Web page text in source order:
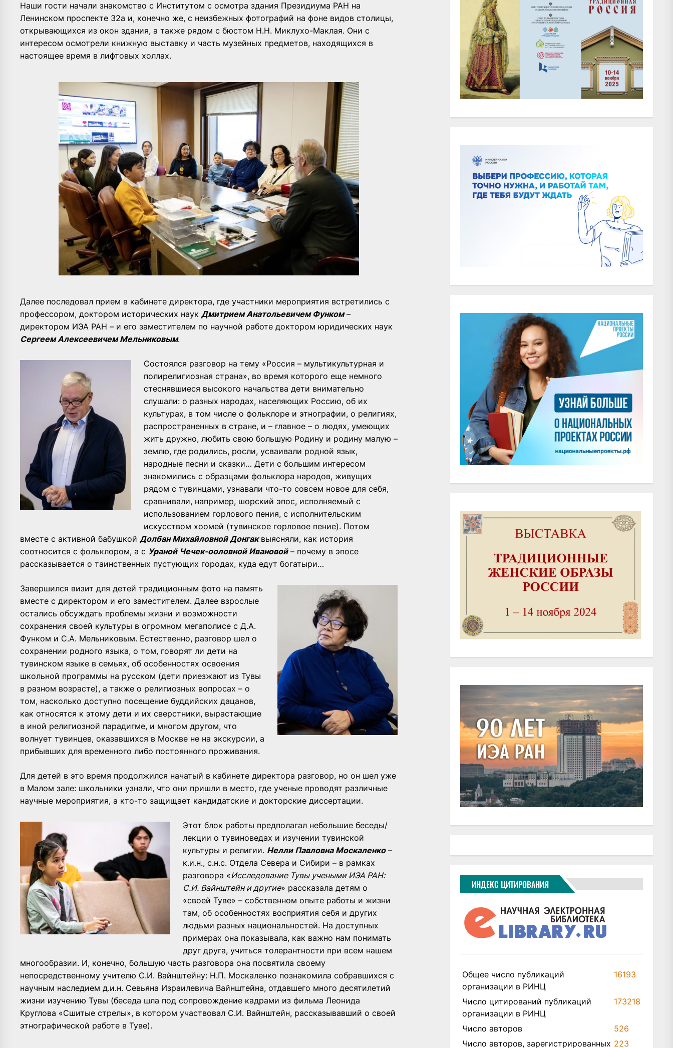
Наши гости начали знакомство с Институтом с осмотра здания Президиума РАН на
Ленинском проспекте 32а и, конечно же, с неизбежных фотографий на фоне видов столицы,
открывающихся из окон здания, а также рядом с бюстом Н.Н. Миклухо-Маклая. Они с
интересом осмотрели книжную выставку и часть музейных предметов, находящихся в
настоящее время в лифтовых холлах.
Далее последовал прием в кабинете директора, где участники мероприятия встретились с
профессором, доктором исторических наук Дмитрием Анатольевичем Функом–
директором ИЭА РАН – и его заместителем по научной работе доктором юридических наук
Сергеем Алексеевичем Мельниковым.
Состоялся разговор на тему «Россия – мультикультурная и
полирелигиозная страна», во время которого еще немного
стеснявшиеся высокого начальства дети внимательно
слушали: о разных народах, населяющих Россию, об их
культурах, в том числе о фольклоре и этнографии, о религиях,
распространенных в стране, и – главное – о людях, умеющих
жить дружно, любить свою большую Родину и родину малую –
землю, где родились, росли, усваивали родной язык,
народные песни и сказки… Дети с большим интересом
знакомились с образцами фольклора народов, живущих
рядом с тувинцами, узнавали что-то совсем новое для себя,
сравнивали, например, шорский эпос, исполняемый с
использованием горлового пения, с исполнительским
искусством хоомей (тувинское горловое пение). Потом
вместе с активной бабушкой Долбан Михайловной Донгаквыясняли, как история
соотносится с фольклором, а с Ураной Чечек-ооловной Ивановой– почему в эпосе
рассказывается о таинственных пустующих городах, куда едут богатыри…
Завершился визит для детей традиционным фото на память
вместе с директором и его заместителем. Далее взрослые
остались обсуждать проблемы жизни и возможности
сохранения своей культуры в огромном мегаполисе с Д.А.
Функом и С.А. Мельниковым. Естественно, разговор шел о
сохранении родного языка, о том, говорят ли дети на
тувинском языке в семьях, об особенностях освоения
школьной программы на русском (дети приезжают из Тувы
в разном возрасте), а также о религиозных вопросах – о
том, насколько доступно посещение буддийских дацанов,
как относятся к этому дети и их сверстники, вырастающие
в иной религиозной парадигме, и многом другом, что
волнует тувинцев, оказавшихся в Москве не на экскурсии, а
прибывших для временного либо постоянного проживания.
Для детей в это время продолжился начатый в кабинете директора разговор, но он шел уже
в Малом зале: школьники узнали, что они пришли в место, где ученые проводят различные
научные мероприятия, а кто-то защищает кандидатские и докторские диссертации.
Этот блок работы предполагал небольшие беседы/
лекции о тувиноведах и изучении тувинской
культуры и религии. Нелли Павловна Москаленко–
к.и.н., с.н.с. Отдела Севера и Сибири – в рамках
разговора «Исследование Тувы учеными ИЭА РАН:
С.И. Вайнштейн и другие» рассказала детям о
«своей Туве» – собственном опыте работы и жизни
там, об особенностях восприятия себя и других
людьми разных национальностей. На доступных
примерах она показывала, как важно нам понимать
друг друга, учиться толерантности при всем нашем
многообразии. И, конечно, большую часть разговора она посвятила своему
непосредственному учителю С.И. Вайнштейну: Н.П. Москаленко познакомила собравшихся с
научным наследием д.и.н. Севьяна Израилевича Вайнштейна, отдавшего много десятилетий
жизни изучению Тувы (беседа шла под сопровождение кадрами из фильма Леонида
Круглова «Сшитые стрелы», в котором участвовал С.И. Вайнштейн, рассказывавший о своей
этнографической работе в Туве).
ИНДЕКС ЦИТИРОВАНИЯ
Общее число публикаций
организации в РИНЦ
16193
Число цитирований публикаций
организации в РИНЦ
173218
Число авторов
526
Число авторов, зарегистрированных 223